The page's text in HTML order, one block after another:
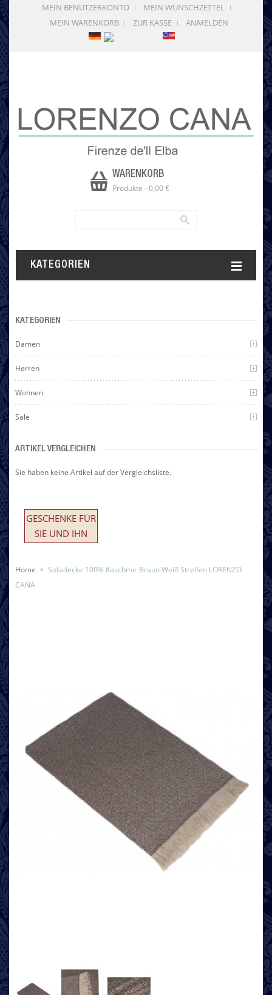
MEIN BENUTZERKONTO
MEIN WUNSCHZETTEL
MEIN WARENKORB
ZUR KASSE ANMELDEN
WARENKORB
Produkte -0,00 €
KATEGORIEN
KATEGORIEN
Damen
Herren
Wohnen
Sale
ARTIKEL VERGLEICHEN
Sie haben keine Artikel auf der Vergleichsliste.
GESCHENKE FÜR
SIE UND IHN
Home
Sofadecke 100% Kaschmir Braun Weiß Streifen LORENZO
CANA